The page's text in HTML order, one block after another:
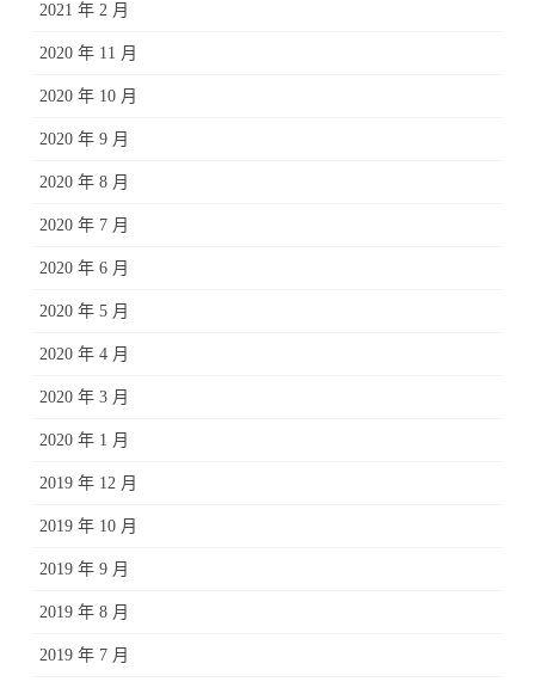
2021 年 2 月
2020 年 11 月
2020 年 10 月
2020 年 9 月
2020 年 8 月
2020 年 7 月
2020 年 6 月
2020 年 5 月
2020 年 4 月
2020 年 3 月
2020 年 1 月
2019 年 12 月
2019 年 10 月
2019 年 9 月
2019 年 8 月
2019 年 7 月